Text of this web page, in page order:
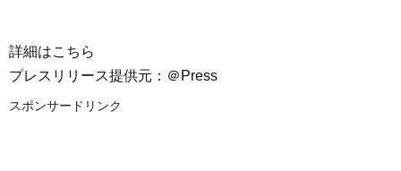
詳細はこちら
プレスリリース提供元：＠Press
スポンサードリンク